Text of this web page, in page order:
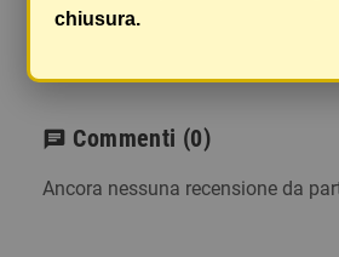
chat Commenti (0)
Ancora nessuna recensione da
chiusura.